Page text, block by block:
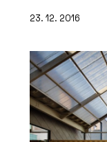
23. 12. 2016